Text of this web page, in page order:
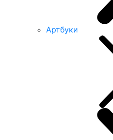
Артбуки